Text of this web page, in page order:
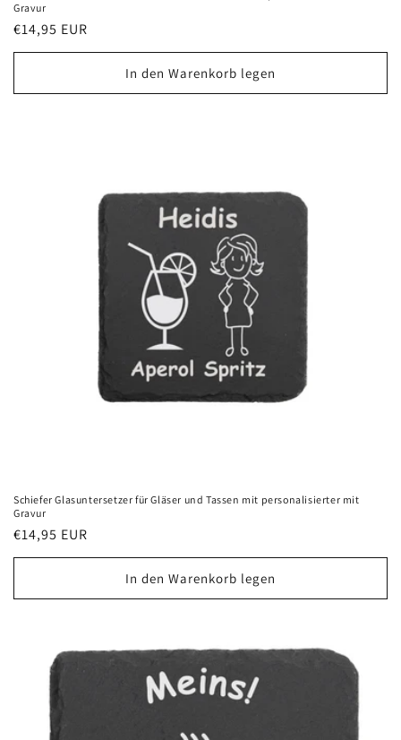
Gravur
Normaler
Preis
€14,95 EUR
In den Warenkorb legen
Schiefer Glasuntersetzer für Gläser und Tassen mit personalisierter mit
Gravur
Normaler
Preis
€14,95 EUR
In den Warenkorb legen